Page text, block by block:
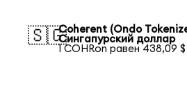
🇸🇬Coherent (Ondo
Сингапурский доллар
1 COHRon равен 438,09 $